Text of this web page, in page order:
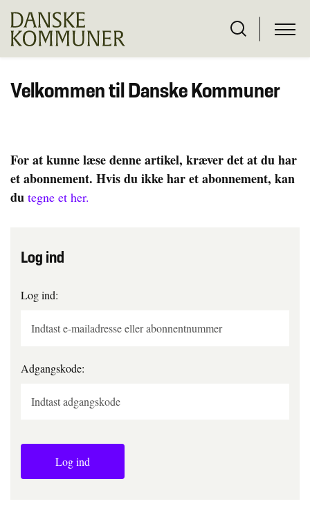
Velkommen til Danske Kommuner
For at kunne læse denne artikel, kræver det at du har
et abonnement. Hvis du ikke har et abonnement, kan
du tegne et her.
Log ind
Log ind:
Adgangskode:
Log ind